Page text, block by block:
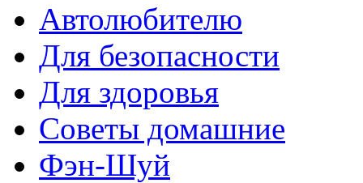
Автолюбителю
Для безопасности
Для здоровья
Советы домашние
Фэн-Шуй